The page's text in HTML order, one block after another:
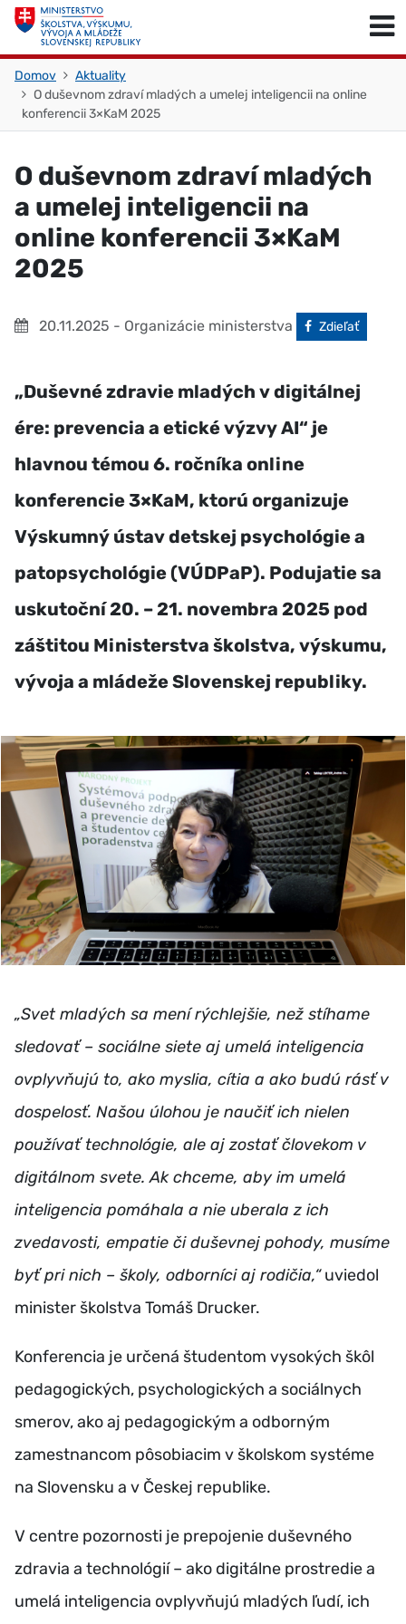
Skočiť na obsah
Domov
Aktuality
O duševnom zdraví mladých a umelej inteligencii na online
konferencii 3×KaM 2025
O duševnom zdraví mladých
a umelej inteligencii na
online konferencii 3×KaM
2025
20.11.2025 - Organizácie ministerstva Facebook
Zdieľať
„Duševné zdravie mladých v digitálnej
ére: prevencia a etické výzvy AI“ je
hlavnou témou 6. ročníka online
konferencie 3×KaM, ktorú organizuje
Výskumný ústav detskej psychológie a
patopsychológie (VÚDPaP). Podujatie sa
uskutoční 20. – 21. novembra 2025 pod
záštitou Ministerstva školstva, výskumu,
vývoja a mládeže Slovenskej republiky.
„Svet mladých sa mení rýchlejšie, než stíhame
sledovať – sociálne siete aj umelá inteligencia
ovplyvňujú to, ako myslia, cítia a ako budú rásť v
dospelosť. Našou úlohou je naučiť ich nielen
používať technológie, ale aj zostať človekom v
digitálnom svete. Ak chceme, aby im umelá
inteligencia pomáhala a nie uberala z ich
zvedavosti, empatie či duševnej pohody, musíme
byť pri nich – školy, odborníci aj rodičia,“uviedol
minister školstva Tomáš Drucker.
Konferencia je určená študentom vysokých škôl
pedagogických, psychologických a sociálnych
smerov, ako aj pedagogickým a odborným
zamestnancom pôsobiacim v školskom systéme
na Slovensku a v Českej republike.
V centre pozornosti je prepojenie duševného
zdravia a technológií – ako digitálne prostredie a
umelá inteligencia ovplyvňujú mladých ľudí, ich
Skočiť na začiatok stránky